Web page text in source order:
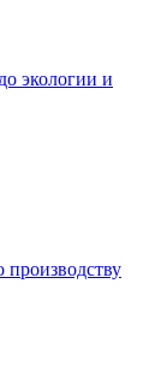
экологии и